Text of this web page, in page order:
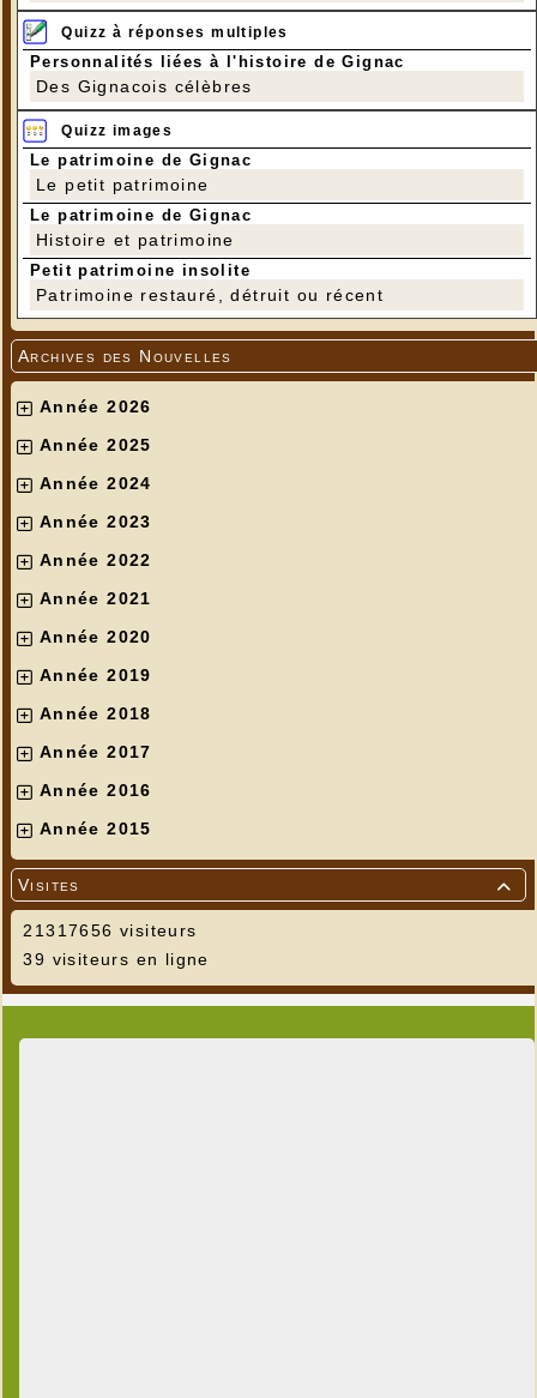
Quizz à réponses multiples
Personnalités liées à l'histoire de Gignac
Des Gignacois célèbres
Quizz images
Le patrimoine de Gignac
Le petit patrimoine
Le patrimoine de Gignac
Histoire et patrimoine
Petit patrimoine insolite
Patrimoine restauré, détruit ou récent
Archives des Nouvelles
Année 2026
Année 2025
Année 2024
Année 2023
Année 2022
Année 2021
Année 2020
Année 2019
Année 2018
Année 2017
Année 2016
Année 2015

Visites
21317656 visiteurs
39 visiteurs en ligne